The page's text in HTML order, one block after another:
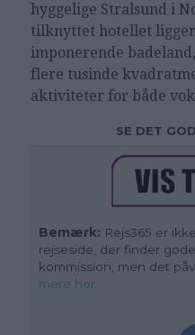
hyggelige Stralsund i
tilknyttet hotellet
imponerende
flere tusinde
aktiviteter for både
SE DET
Bemærk: Rejs365 er
rejseside, der finder
kommission, men det
mere her